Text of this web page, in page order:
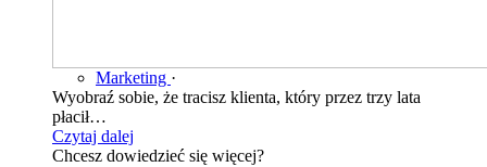
Marketing ·
Wyobraź sobie, że tracisz klienta, który przez trzy lata
płacił…
Czytaj dalej
Chcesz dowiedzieć się więcej?